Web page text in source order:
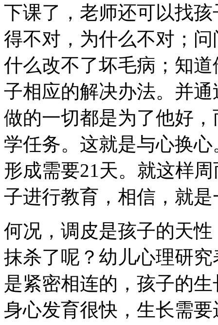
下课了，老师还可以找
得不对，为什么不对；
什么改不了坏毛病；知
子相应的解决办法。并
做的一切都是为了他好
学任务。这就是与心换
形成需要21天。就这样
子进行教育，相信，就
何况，调皮是孩子的天
抹杀了呢？幼儿心理研
是紧密相连的，孩子的
身心发育很快，生长需